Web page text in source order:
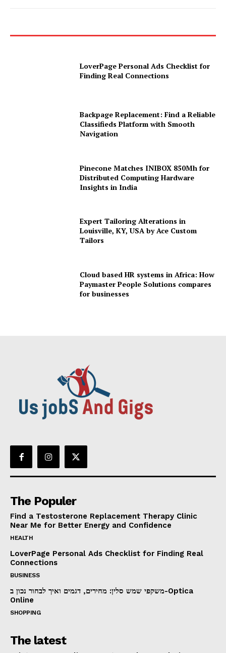
LoverPage Personal Ads Checklist for
Finding Real Connections
Backpage Replacement: Find a Reliable
Classifieds Platform with Smooth
Navigation
Pinecone Matches INIBOX 850Mh for
Distributed Computing Hardware
Insights in India
Expert Tailoring Alterations in
Louisville, KY, USA by Ace Custom
Tailors
Cloud based HR systems in Africa: How
Paymaster People Solutions compares
for businesses
The Populer
Find a Testosterone Replacement Therapy Clinic
Near Me for Better Energy and Confidence
HEALTH
LoverPage Personal Ads Checklist for Finding Real
Connections
BUSINESS
משקפי שמש סלין: מחירים, דגמים ואיך לבחור נכון ב-Optica
Online
SHOPPING
The latest